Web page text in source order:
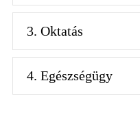
3. Oktatás
4. Egészségügy